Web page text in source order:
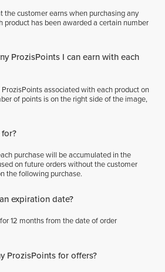
the customer earns when purchasing any
product has been awarded a certain number
ProzisPoints I can earn with each
associated with each product on
of points is on the right side of the image,
purchase will be accumulated in the
on future orders without the customer
the following purchase.
expiration date?
12 months from the date of order
ProzisPoints for offers?